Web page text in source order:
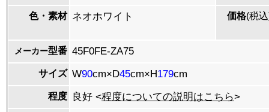
色・素材 ネオホワイト 価格(税
メーカー型番 45F0FE-ZA75
サイズ W90cm×D45cm×H179cm
程度 良好 <程度についての説明はこちら>